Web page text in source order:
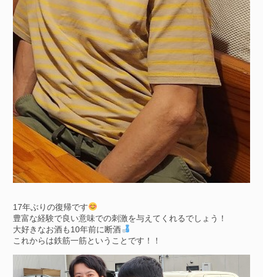
17年ぶりの復帰です
豊富な経験で良い意味での刺激を与えてくれるでしょう！
大好きなお酒も10年前に断酒
これからは鉄筋一筋ということです！！